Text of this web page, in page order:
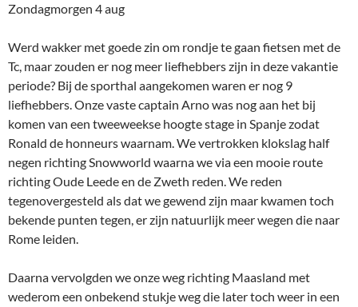
Zondagmorgen 4 aug
Werd wakker met goede zin om rondje te gaan fietsen met de
Tc, maar zouden er nog meer liefhebbers zijn in deze vakantie
periode? Bij de sporthal aangekomen waren er nog 9
liefhebbers. Onze vaste captain Arno was nog aan het bij
komen van een tweeweekse hoogte stage in Spanje zodat
Ronald de honneurs waarnam. We vertrokken klokslag half
negen richting Snowworld waarna we via een mooie route
richting Oude Leede en de Zweth reden. We reden
tegenovergesteld als dat we gewend zijn maar kwamen toch
bekende punten tegen, er zijn natuurlijk meer wegen die naar
Rome leiden.
Daarna vervolgden we onze weg richting Maasland met
wederom een onbekend stukje weg die later toch weer in een